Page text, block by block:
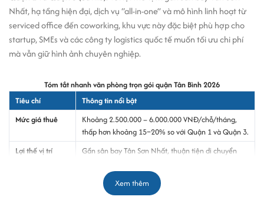
Nhất, hạ tầng hiện đại, dịch vụ “all-in-one” và mô hình linh hoạt từ
serviced office đến coworking, khu vực này đặc biệt phù hợp cho
startup, SMEs và các công ty logistics quốc tế muốn tối ưu chi phí
mà vẫn giữ hình ảnh chuyên nghiệp.
Tóm tắt nhanh văn phòng trọn gói quận Tân Bình 2026
Tiêu chí
Thông tin nổi bật
Mức giá thuê
Khoảng 2.500.000 – 6.000.000 VNĐ/chỗ/tháng,
thấp hơn khoảng 15–20% so với Quận 1 và Quận 3.
Lợi thế vị trí
Gần sân bay Tân Sơn Nhất, thuận tiện di chuyển
Cộng Hòa, Trường Sơn, Hoàng Văn Thụ – các trục
Xem thêm